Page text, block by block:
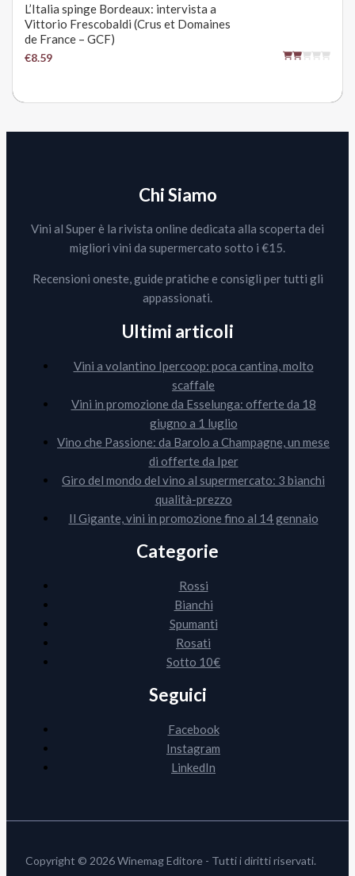
L’Italia spinge Bordeaux: intervista a
Vittorio Frescobaldi (Crus et Domaines
de France – GCF)
€8.59
Chi Siamo
Vini al Super è la rivista online dedicata alla scoperta dei
migliori vini da supermercato sotto i €15.
Recensioni oneste, guide pratiche e consigli per tutti gli
appassionati.
Ultimi articoli
Vini a volantino Ipercoop: poca cantina, molto
scaffale
Vini in promozione da Esselunga: offerte da 18
giugno a 1 luglio
Vino che Passione: da Barolo a Champagne, un mese
di offerte da Iper
Giro del mondo del vino al supermercato: 3 bianchi
qualità-prezzo
Il Gigante, vini in promozione fino al 14 gennaio
Categorie
Rossi
Bianchi
Spumanti
Rosati
Sotto 10€
Seguici
Facebook
Instagram
LinkedIn
Copyright © 2026 Winemag Editore - Tutti i diritti riservati.